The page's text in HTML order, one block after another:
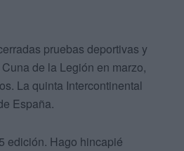
pruebas deportivas y
de la Legión en marzo,
La quinta Intercontinental
España.
edición. Hago hincapié